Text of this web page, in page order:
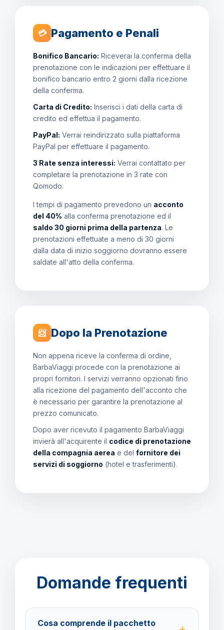
💳 Pagamento e Penali
Bonifico Bancario: Riceverai la conferma della
prenotazione con le indicazioni per effettuare il
bonifico bancario entro 2 giorni dalla ricezione
della conferma.
Carta di Credito: Inserisci i dati della carta di
credito ed effettua il pagamento.
PayPal: Verrai reindirizzato sulla piattaforma
PayPal per effettuare il pagamento.
3 Rate senza interessi: Verrai contattato per
completare la prenotazione in 3 rate con
Qomodo.
I tempi di pagamento prevedono un acconto
del 40% alla conferma prenotazione ed il
saldo 30 giorni prima della partenza. Le
prenotazioni effettuate a meno di 30 giorni
dalla data di inizio soggiorno dovranno essere
saldate all'atto della conferma.
📨 Dopo la Prenotazione
Non appena riceve la conferma di ordine,
BarbaViaggi procede con la prenotazione ai
propri fornitori. I servizi verranno opzionati fino
alla ricezione del pagamento dell'acconto che
è necessario per garantire la prenotazione al
prezzo comunicato.
Dopo aver ricevuto il pagamento BarbaViaggi
invierà all'acquirente il codice di prenotazione
della compagnia aerea e del fornitore dei
servizi di soggiorno (hotel e trasferimenti).
Domande frequenti
Cosa comprende il pacchetto